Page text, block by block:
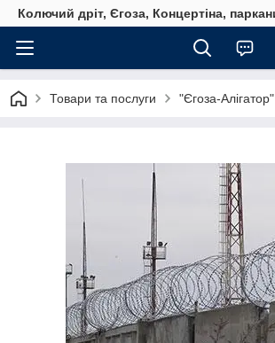
Колючий дріт, Єгоза, Концертіна,
Товари та послуги "Єгоза-